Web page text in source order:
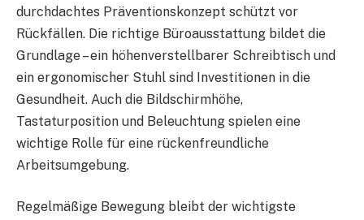
durchdachtes Präventionskonzept schützt vor
Rückfällen. Die richtige Büroausstattung bildet die
Grundlage – ein höhenverstellbarer Schreibtisch und
ein ergonomischer Stuhl sind Investitionen in die
Gesundheit. Auch die Bildschirmhöhe,
Tastaturposition und Beleuchtung spielen eine
wichtige Rolle für eine rückenfreundliche
Arbeitsumgebung.
Regelmäßige Bewegung bleibt der wichtigste